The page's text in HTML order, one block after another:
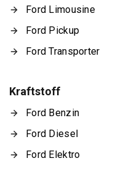
Ford Limousine
Ford Pickup
Ford Transporter
Kraftstoff
Ford Benzin
Ford Diesel
Ford Elektro